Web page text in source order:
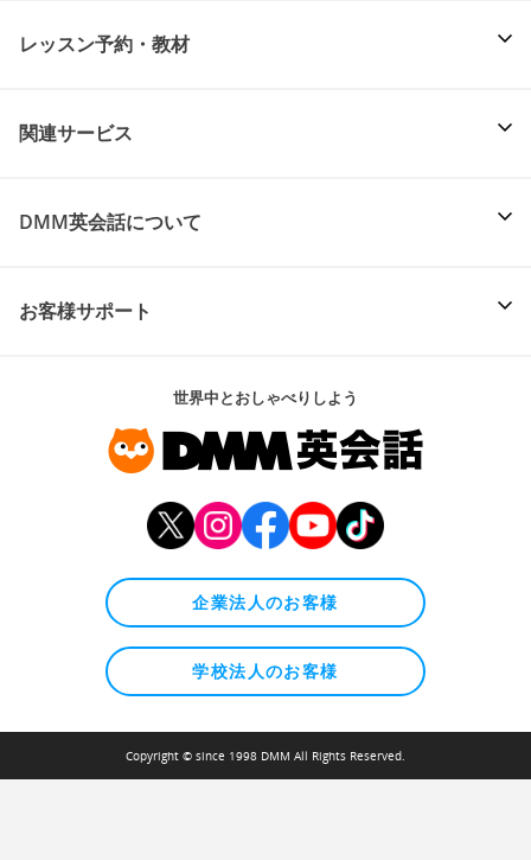
レッスン予約・教材
関連サービス
DMM英会話について
お客様サポート
世界中とおしゃべりしよう
企業法人のお客様
学校法人のお客様
Copyright © since 1998 DMM All Rights Reserved.